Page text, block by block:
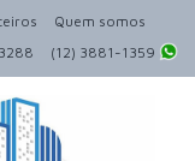
Quem somos
(12) 3881-1359